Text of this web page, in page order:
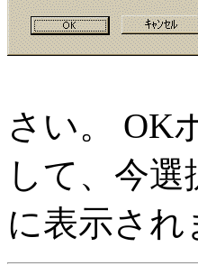
さい。 OK
して、今
に表示され